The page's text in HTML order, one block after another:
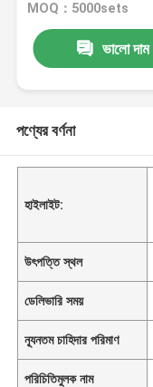
MOQ：5000sets
ভালো দাম
পণ্যের বর্ণনা
হাইলাইট:
উৎপত্তি স্থল
ডেলিভারি সময়
ন্যূনতম চাহিদার পরিমাণ
পরিচিতিমুলক নাম